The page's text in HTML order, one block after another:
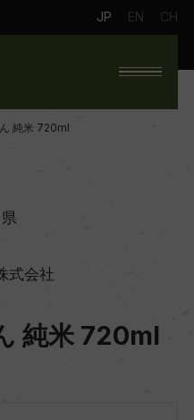
JP EN CH
純米 720ml
式会社
純米 720ml